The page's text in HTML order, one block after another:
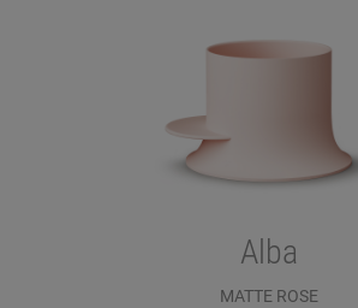
Alba
MATTE ROSE